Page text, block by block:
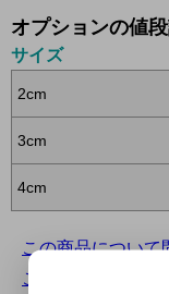
オプションの値
サイズ
2cm
3cm
4cm
この商品について
この商品を友達に